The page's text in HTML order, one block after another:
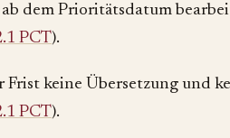
dem Prioritätsdatum
PCT).
Frist keine Übersetzung und
PCT).